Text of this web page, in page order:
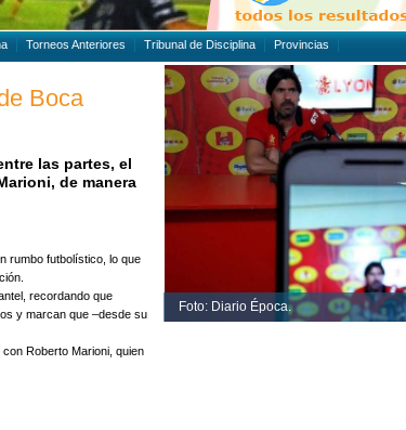
Torneos Anteriores Tribunal de Disciplina Provincias
Boca
las partes, el
de manera
rumbo futbolístico, lo que
recordando que
y marcan que –desde su
Roberto Marioni, quien
Foto: Diario Época.